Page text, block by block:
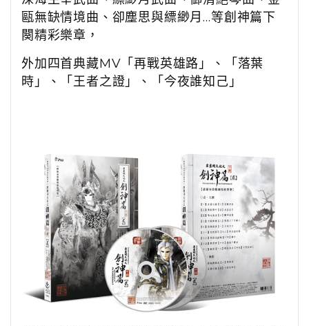
甌無缺情境曲、卻塵思與縹緲月…等創神篇下
闋精彩樂章，
外加四首典藏MV「再戰英雄路」、「落葉
時」、「王者之證」、「今夜誰知己」